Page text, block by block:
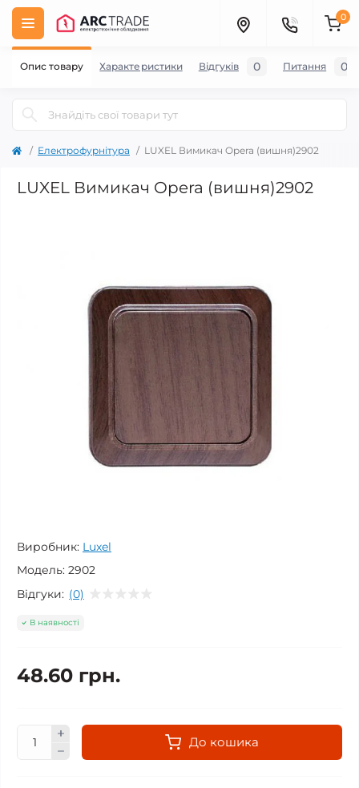
0
Електрофурнітура LUXEL Вимикач Opera (вишня)2902
LUXEL Вимикач Opera (вишня)2902
Виробник: Luxel
Модель: 2902
Відгуки: (0)
В наявності
48.60 грн.
До кошика
Опис товару Характеристики Відгуків 0 Питання 0